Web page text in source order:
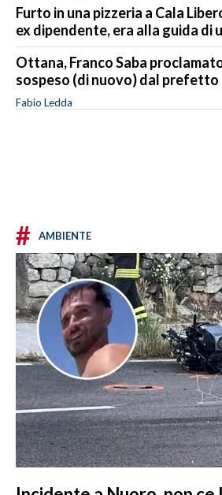
Furto in una pizzeria a Cala
ex dipendente, era alla guida di
Ottana, Franco Saba
sospeso (di nuovo) dal prefetto
Fabio Ledda
# AMBIENTE